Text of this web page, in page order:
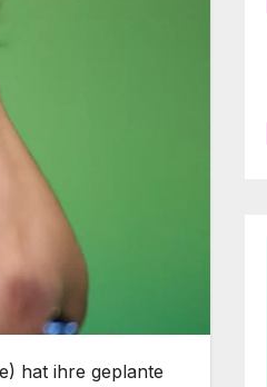
hat ihre geplante